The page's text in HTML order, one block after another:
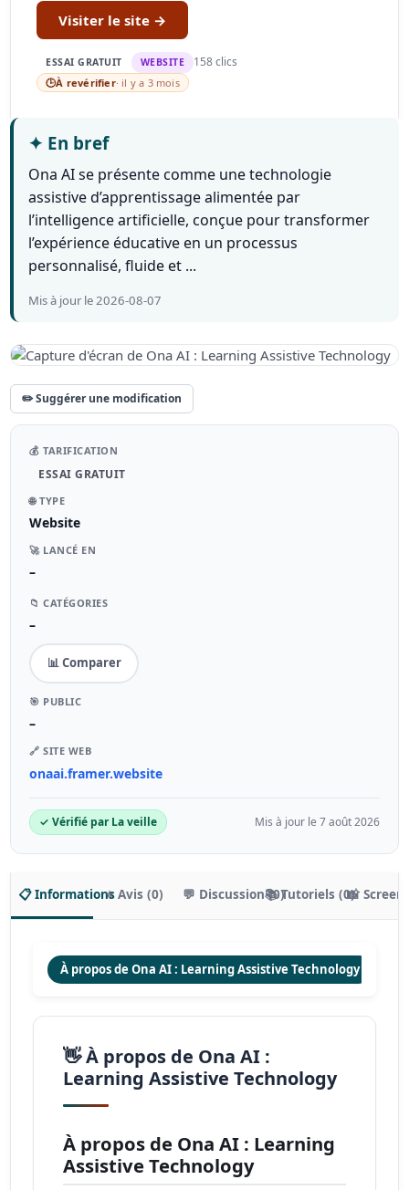
Visiter le site →
ESSAI GRATUIT WEBSITE 158 clics
🕒À revérifier· il y a 3 mois
✦ En bref
Ona AI se présente comme une technologie
assistive d’apprentissage alimentée par
l’intelligence artificielle, conçue pour transformer
l’expérience éducative en un processus
personnalisé, fluide et ...
Mis à jour le 2026-08-07
✏️ Suggérer une modification
💰 TARIFICATION
ESSAI GRATUIT
🌐 TYPE
Website
🚀 LANCÉ EN
–
📁 CATÉGORIES
–
📊 Comparer
🎯 PUBLIC
–
🔗 SITE WEB
onaai.framer.website
✓ Vérifié par La veille Mis à jour le 7 août 2026
📋 Informations⭐ Avis (0) 💬 Discussion (0)📚 Tutoriels (0)📸
À propos de Ona AI : Learning Assistive Technology
👋 À propos de Ona AI :
Learning Assistive Technology
À propos de Ona AI : Learning
Assistive Technology